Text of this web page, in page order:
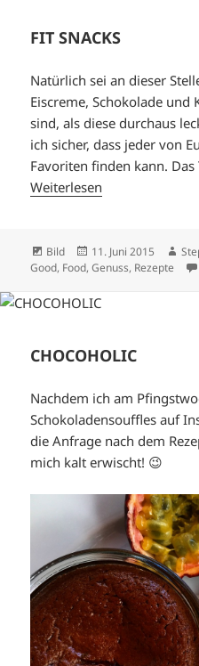
FIT SNACKS
Natürlich sei an dieser
Eiscreme, Schokolade
sind, als diese durchaus
ich sicher, dass jeder von
Favoriten finden kann.
Weiterlesen
Format
Bild
Veröffentlicht
am
11. Juni 2015
Good, Food,Genuss, Rezepte
CHOCOHOLIC
Nachdem ich am
Schokoladensouffles auf
die Anfrage nach dem
mich kalt erwischt! 😉